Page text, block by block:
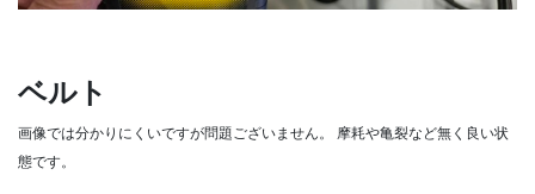
ベルト
画像では分かりにくいですが問題ございません。
摩耗や亀裂など無く良い状
態です。